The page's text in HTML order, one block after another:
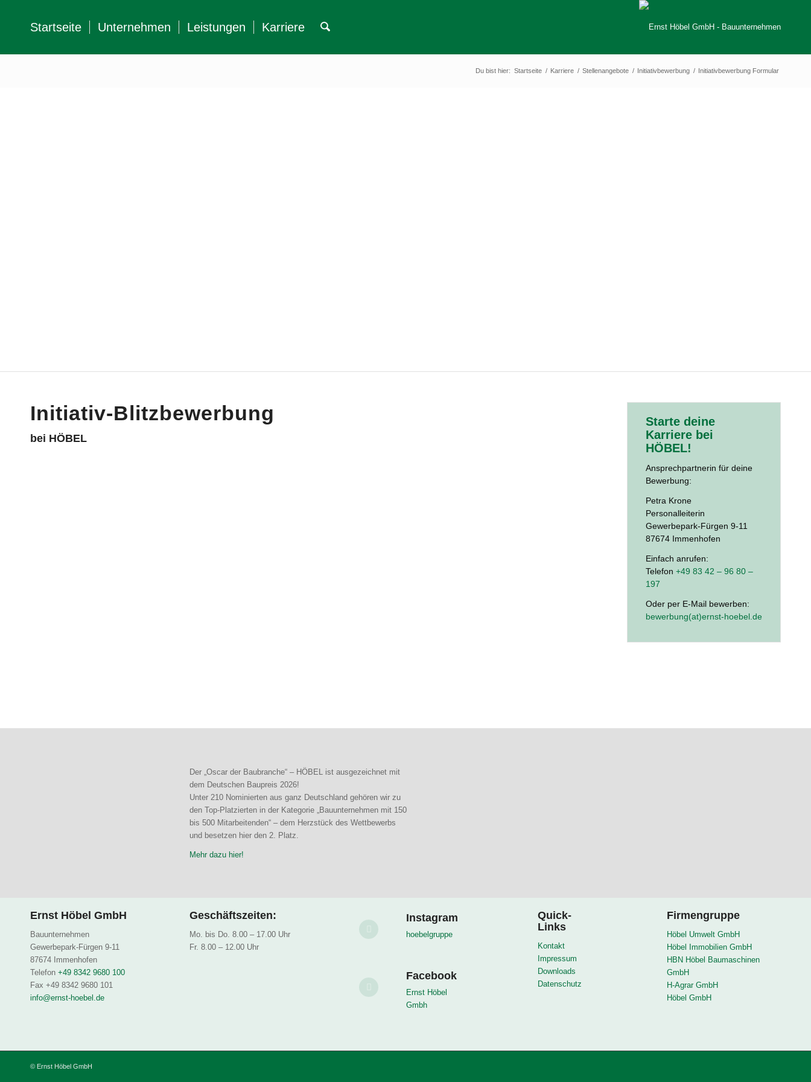
Startseite Unternehmen Leistungen Karriere
Du bist hier: Startseite / Karriere / Stellenangebote / Initiativbewerbung / Initiativbewerbung Formular
Initiativ-Blitzbewerbung
bei HÖBEL
Starte deine
Karriere bei
HÖBEL!
Ansprechpartnerin für deine
Bewerbung:
Petra Krone
Personalleiterin
Gewerbepark-Fürgen 9-11
87674 Immenhofen
Einfach anrufen:
Telefon +49 83 42 – 96 80 –
197
Oder per E-Mail bewerben:
bewerbung(at)ernst-hoebel.de
Der „Oscar der Baubranche“ – HÖBEL ist ausgezeichnet mit
dem Deutschen Baupreis 2026!
Unter 210 Nominierten aus ganz Deutschland gehören wir zu
den Top-Platzierten in der Kategorie „Bauunternehmen mit 150
bis 500 Mitarbeitenden“ – dem Herzstück des Wettbewerbs
und besetzen hier den 2. Platz.
Mehr dazu hier!
Ernst Höbel GmbH
Bauunternehmen
Gewerbepark-Fürgen 9-11
87674 Immenhofen
Telefon +49 8342 9680 100
Fax +49 8342 9680 101
info@ernst-hoebel.de
Geschäftszeiten:
Mo. bis Do. 8.00 – 17.00 Uhr
Fr. 8.00 – 12.00 Uhr
Instagram
hoebelgruppe
Facebook
Ernst Höbel
Gmbh
Quick-
Links
Kontakt
Impressum
Downloads
Datenschutz
Firmengruppe
Höbel Umwelt GmbH
Höbel Immobilien GmbH
HBN Höbel Baumaschinen
GmbH
H-Agrar GmbH
Höbel GmbH
© Ernst Höbel GmbH